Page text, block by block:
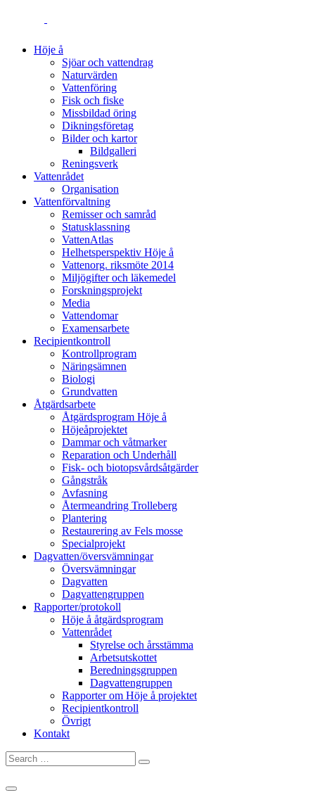
Höje å
Sjöar och vattendrag
Naturvärden
Vattenföring
Fisk och fiske
Missbildad öring
Dikningsföretag
Bilder och kartor
Bildgalleri
Reningsverk
Vattenrådet
Organisation
Vattenförvaltning
Remisser och samråd
Statusklassning
VattenAtlas
Helhetsperspektiv Höje å
Vattenorg. riksmöte 2014
Miljögifter och läkemedel
Forskningsprojekt
Media
Vattendomar
Examensarbete
Recipientkontroll
Kontrollprogram
Näringsämnen
Biologi
Grundvatten
Åtgärdsarbete
Åtgärdsprogram Höje å
Höjeåprojektet
Dammar och våtmarker
Reparation och Underhåll
Fisk- och biotopsvårdsåtgärder
Gångstråk
Avfasning
Återmeandring Trolleberg
Plantering
Restaurering av Fels mosse
Specialprojekt
Dagvatten/översvämningar
Översvämningar
Dagvatten
Dagvattengruppen
Rapporter/protokoll
Höje å åtgärdsprogram
Vattenrådet
Styrelse och årsstämma
Arbetsutskottet
Beredningsgruppen
Dagvattengruppen
Rapporter om Höje å projektet
Recipientkontroll
Övrigt
Kontakt
Search
for: